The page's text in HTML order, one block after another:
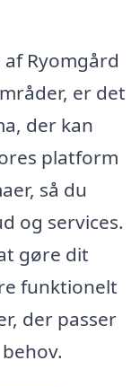
Ryomgård
er det
der kan
platform
så du
og services.
gøre dit
funktionelt
der passer